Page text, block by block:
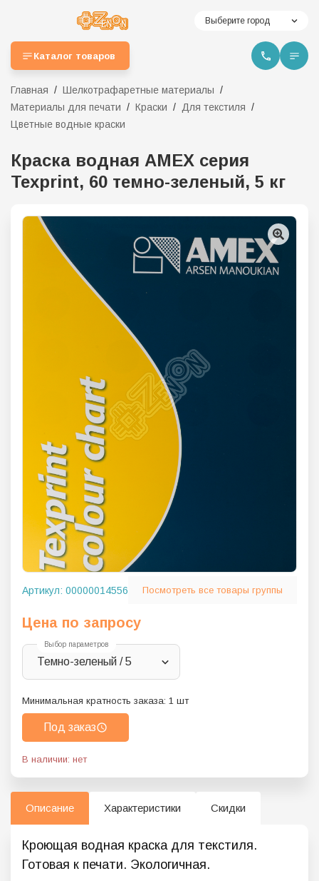
Выберите город
Каталог товаров
Главная
Шелкотрафаретные материалы
Материалы для печати
Краски
Для текстиля
Цветные водные краски
Краска водная AMEX серия
Texprint, 60 темно-зеленый, 5 кг
Артикул: 00000014556 Посмотреть все товары группы
Цена по запросу
Выбор параметров
Темно-зеленый / 5
Минимальная кратность заказа: 1 шт
Под заказ
В наличии: нет
Описание Характеристики Скидки
Кроющая водная краска для текстиля.
Готовая к печати. Экологичная.